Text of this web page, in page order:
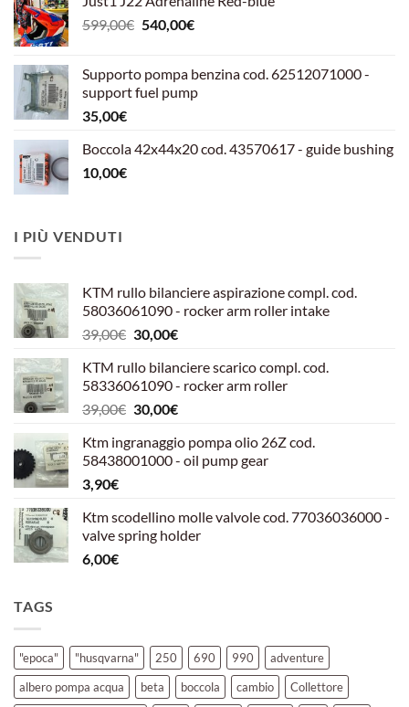
599,00€ Il
era:
599,00€.
540,00€Il
è:
540,00€.
Supporto pompa benzina cod. 62512071000 -
support fuel pump
35,00€
Boccola 42x44x20 cod. 43570617 - guide bushing
10,00€
I PIÙ VENDUTI
KTM rullo bilanciere aspirazione compl. cod.
58036061090 - rocker arm roller intake
39,00€ Il
originale
era:
39,00€.
30,00€Il
attuale
è:
30,00€.
KTM rullo bilanciere scarico compl. cod.
58336061090 - rocker arm roller
39,00€ Il
originale
era:
30,00€Il
attuale
è:
Ktm ingranaggio pompa olio 26Z cod.
58438001000 - oil pump gear
3,90€
Ktm scodellino molle valvole cod. 77036036000 -
valve spring holder
6,00€
TAGS
"epoca" "husqvarna" 250 690 990
adventure
albero pompa acqua
beta boccola cambio
Collettore